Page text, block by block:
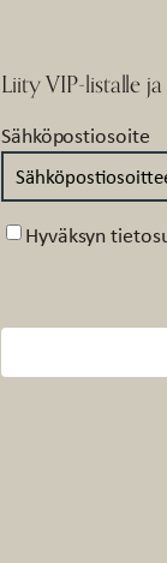
Liity VIP-listalle
Sähköpostiosoite
Suostumus
Hyväksyn